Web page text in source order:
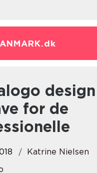
dk
for de
Katrine Nielsen